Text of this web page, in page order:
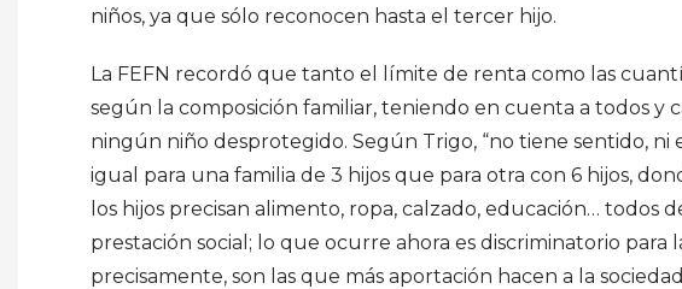
niños, ya que sólo reconocen hasta el tercer hijo.
La FEFN recordó que tanto el límite de renta como las
según la composición familiar, teniendo en cuenta a todos y
ningún niño desprotegido. Según Trigo, “no tiene sentido,
igual para una familia de 3 hijos que para otra con 6 hijos,
los hijos precisan alimento, ropa, calzado, educación…
prestación social; lo que ocurre ahora es discriminatorio para
precisamente, son las que más aportación hacen a la